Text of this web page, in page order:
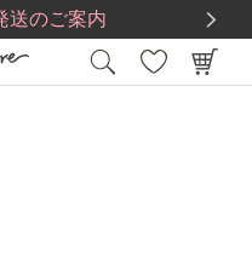
送のご案内
送料無料